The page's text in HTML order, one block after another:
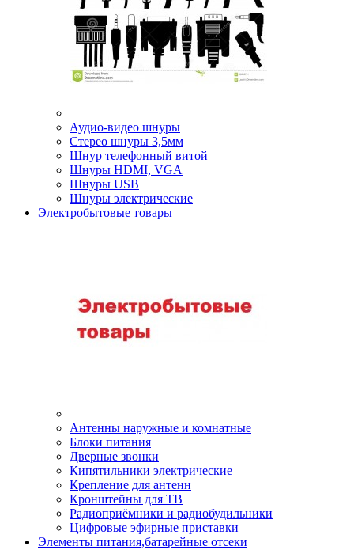
Аудио-видео шнуры
Стерео шнуры 3,5мм
Шнур телефонный витой
Шнуры HDMI, VGA
Шнуры USB
Шнуры электрические
Электробытовые товары
Антенны наружные и комнатные
Блоки питания
Дверные звонки
Кипятильники электрические
Крепление для антенн
Кронштейны для ТВ
Радиоприёмники и радиобудильники
Цифровые эфирные приставки
Элементы питания,батарейные отсеки